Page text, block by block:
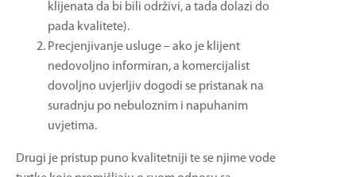
klijenata da bi bili održivi, a tada dolazi do
pada kvalitete).
Precjenjivanje usluge – ako je klijent
nedovoljno informiran, a komercijalist
dovoljno uvjerljiv dogodi se pristanak na
suradnju po nebuloznim i napuhanim
uvjetima.
Drugi je pristup puno kvalitetniji te se njime vode